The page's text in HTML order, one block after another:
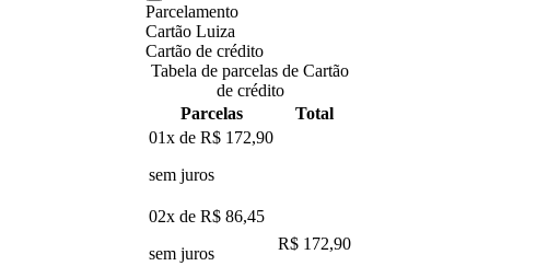
Parcelamento
Cartão Luiza
Cartão de crédito
Tabela de parcelas de Cartão
de crédito
Parcelas
Total
01x de R$ 172,90
sem juros
02x de R$ 86,45
sem juros
R$ 172,90